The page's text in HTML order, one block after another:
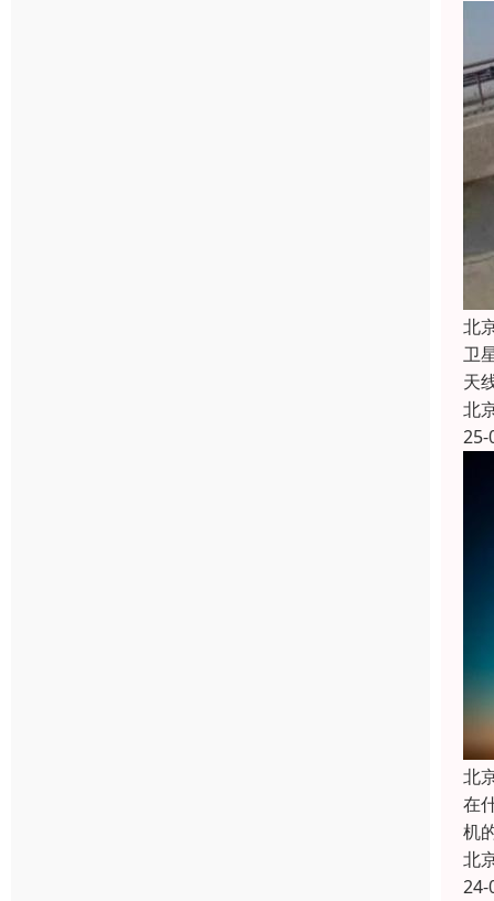
北
卫
天
北
25-
北
在
机
北
24-